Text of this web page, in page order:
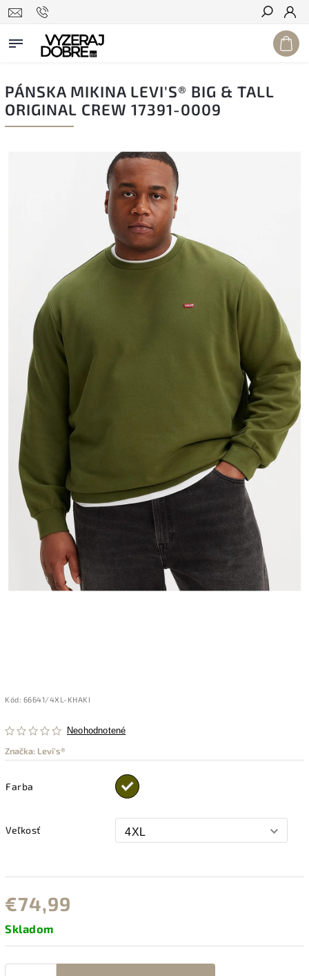
Hľadať
PÁNSKA MIKINA LEVI'S® BIG & TALL
ORIGINAL CREW 17391-0009
Kód: 66641/4XL-KHAKI
Neohodnotené
Značka: Levi's®
Farba
Veľkosť
€74,99
Skladom